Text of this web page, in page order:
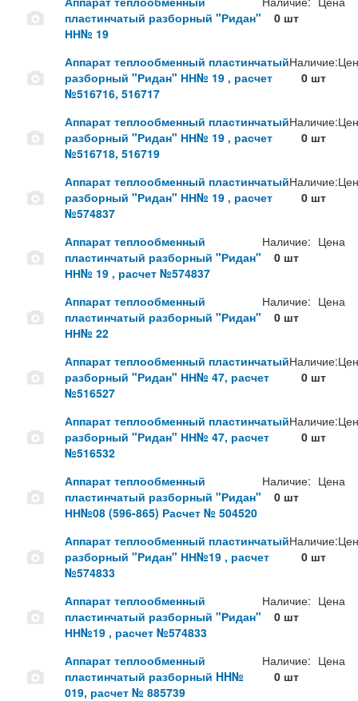
пластинчатый разборный "Ридан"
НН№ 19
0 шт
Аппарат теплообменный пластинчатый
разборный "Ридан" НН№ 19 , расчет
№516716, 516717
Наличие:
0 шт
Аппарат теплообменный пластинчатый
разборный "Ридан" НН№ 19 , расчет
№516718, 516719
Наличие:
0 шт
Аппарат теплообменный пластинчатый
разборный "Ридан" НН№ 19 , расчет
№574837
Наличие:
0 шт
Аппарат теплообменный
пластинчатый разборный "Ридан"
НН№ 19 , расчет №574837
Наличие:
0 шт
Цена
Аппарат теплообменный
пластинчатый разборный "Ридан"
НН№ 22
Наличие:
0 шт
Цена
Аппарат теплообменный пластинчатый
разборный "Ридан" НН№ 47, расчет
№516527
Наличие:
0 шт
Аппарат теплообменный пластинчатый
разборный "Ридан" НН№ 47, расчет
№516532
Наличие:
0 шт
Аппарат теплообменный
пластинчатый разборный "Ридан"
НН№08 (596-865) Расчет № 504520
Наличие:
0 шт
Цена
Аппарат теплообменный пластинчатый
разборный "Ридан" НН№19 , расчет
№574833
Наличие:
0 шт
Аппарат теплообменный
пластинчатый разборный "Ридан"
НН№19 , расчет №574833
Наличие:
0 шт
Цена
Аппарат теплообменный
пластинчатый разборный HH№
019, расчет № 885739
Наличие:
0 шт
Цена